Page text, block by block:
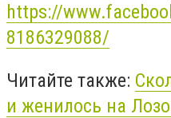
https://
8186329088/
Читайте также:
и женилось на